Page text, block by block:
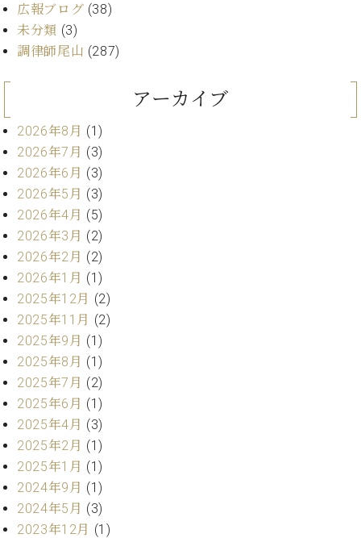
W.
フ
ラ
デ
ィ
シ
ョ
ン
W.
ホ
フ
マ
ン
ヴ
ィ
ジ
ョ
ン
C.BECHSTEIN
Digital(ベ
ヒ
シ
ュ
技
術
営
業
ス
ッ
フ
ご
挨
拶
技
者
紹
介
展示
情報
【ユ
ーロ
ピア
ノ特
選中
古】
イ
広報ブログ (38)
未分類 (3)
調律師尾山 (287)
アーカイブ
2026年8月 (1)
2026年7月 (3)
2026年6月 (3)
2026年5月 (3)
2026年4月 (5)
2026年3月 (2)
2026年2月 (2)
2026年1月 (1)
2025年12月 (2)
2025年11月 (2)
2025年9月 (1)
2025年8月 (1)
2025年7月 (2)
2025年6月 (1)
2025年4月 (3)
2025年2月 (1)
2025年1月 (1)
2024年9月 (1)
2024年5月 (3)
2023年12月 (1)